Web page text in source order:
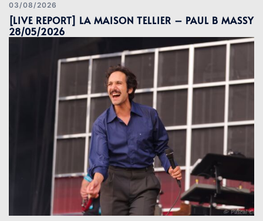
03/08/2026
[LIVE REPORT] LA MAISON TELLIER – PAUL B MASSY
28/05/2026